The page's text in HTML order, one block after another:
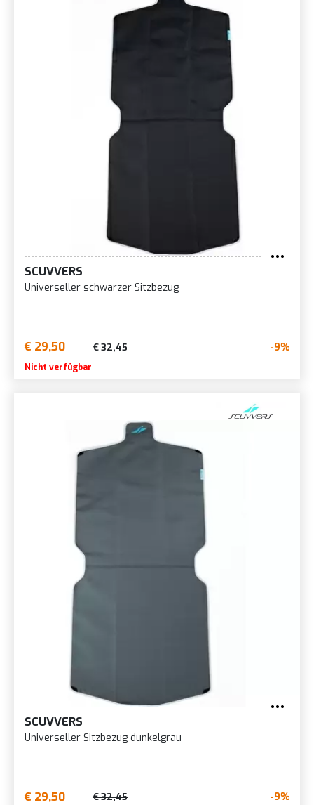
SCUVVERS
Universeller schwarzer Sitzbezug
€ 29,50 € 32,45 -9%
Nicht verfügbar
SCUVVERS
Universeller Sitzbezug dunkelgrau
€ 29,50 € 32,45 -9%